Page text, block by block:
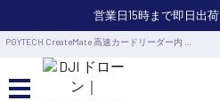
営業日15時まで即日出荷
PGYTECH CreateMate 高速カードリーダー内 …